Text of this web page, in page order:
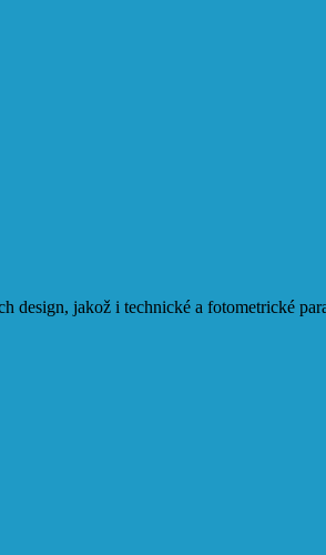
jakož i technické a fotometrické